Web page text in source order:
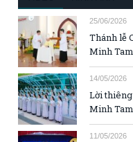
25/06/2026
Thánh lễ
Minh
14/05/2026
Lời thiêng
Minh
11/05/2026